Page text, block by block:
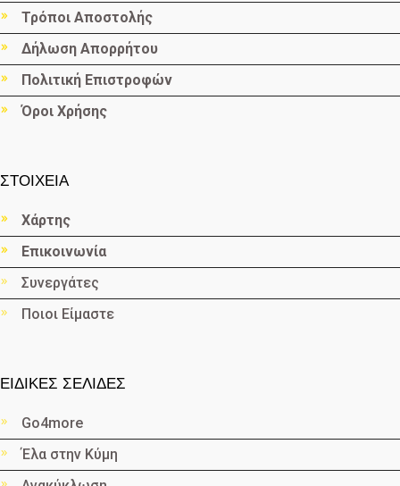
Τρόποι Αποστολής
Δήλωση Απορρήτου
Πολιτική Επιστροφών
Όροι Χρήσης
ΣΤΟΙΧΕΙΑ
Χάρτης
Επικοινωνία
Συνεργάτες
Ποιοι Είμαστε
ΕΙΔΙΚΕΣ ΣΕΛΙΔΕΣ
Go4more
Έλα στην Κύμη